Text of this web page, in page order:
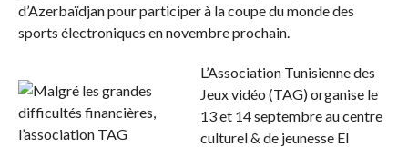
d’Azerbaïdjan pour participer à la coupe du monde des
sports électroniques en novembre prochain.
L’Association Tunisienne des
Jeux vidéo (TAG) organise le
13 et 14 septembre au centre
culturel & de jeunesse El